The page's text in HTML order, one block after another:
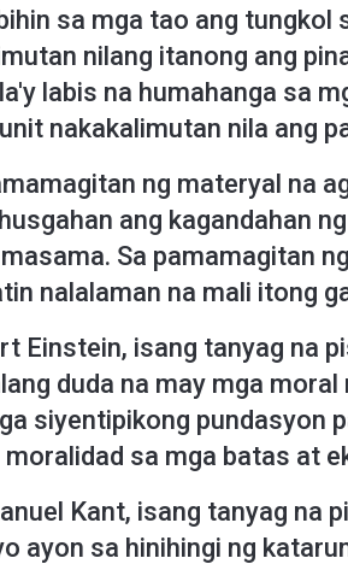
sa mga tao ang
nilang itanong ang
labis na humahanga sa
nakakalimutan nila ang
ng materyal na
ang kagandahan
Sa pamamagitan
nalalaman na mali itong
Einstein, isang tanyag na
duda na may mga
siyentipikong pundasyon
sa mga batas at
Kant, isang tanyag na
ayon sa hinihingi ng